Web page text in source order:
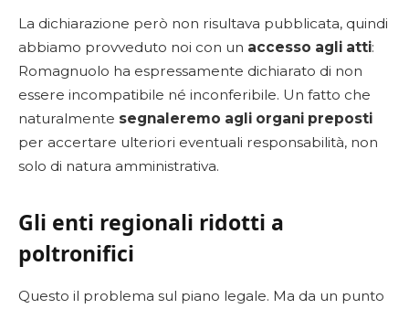
La dichiarazione però non risultava pubblicata, quindi
abbiamo provveduto noi con un accesso agli atti:
Romagnuolo ha espressamente dichiarato di non
essere incompatibile né inconferibile. Un fatto che
naturalmente segnaleremo agli organi preposti
per accertare ulteriori eventuali responsabilità, non
solo di natura amministrativa.
Gli enti regionali ridotti a
poltronifici
Questo il problema sul piano legale. Ma da un punto